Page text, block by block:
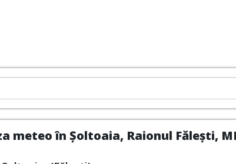
meteo în Șoltoaia, Raionul Fălești,